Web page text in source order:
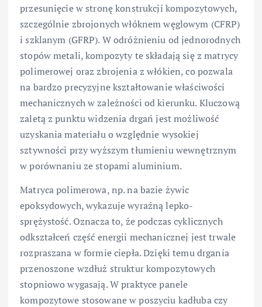
przesunięcie w stronę konstrukcji kompozytowych,
szczególnie zbrojonych włóknem węglowym (CFRP)
i szklanym (GFRP). W odróżnieniu od jednorodnych
stopów metali, kompozyty te składają się z matrycy
polimerowej oraz zbrojenia z włókien, co pozwala
na bardzo precyzyjne kształtowanie właściwości
mechanicznych w zależności od kierunku. Kluczową
zaletą z punktu widzenia drgań jest możliwość
uzyskania materiału o względnie wysokiej
sztywności przy wyższym tłumieniu wewnętrznym
w porównaniu ze stopami aluminium.
Matryca polimerowa, np. na bazie żywic
epoksydowych, wykazuje wyraźną lepko-
sprężystość. Oznacza to, że podczas cyklicznych
odkształceń część energii mechanicznej jest trwale
rozpraszana w formie ciepła. Dzięki temu drgania
przenoszone wzdłuż struktur kompozytowych
stopniowo wygasają. W praktyce panele
kompozytowe stosowane w poszyciu kadłuba czy